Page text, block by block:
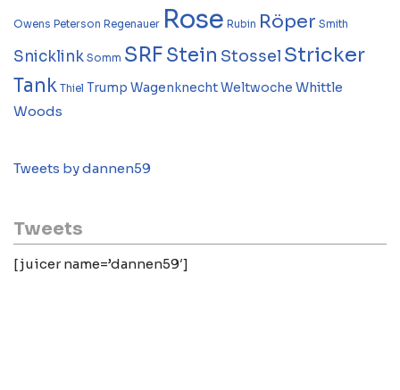
Owens Peterson Regenauer Rose Rubin Röper Smith
Snicklink Somm SRFStein Stossel Stricker
Tank Thiel Trump WagenknechtWeltwoche Whittle
Woods
Tweets by dannen59
Tweets
[juicer name=’dannen59′]